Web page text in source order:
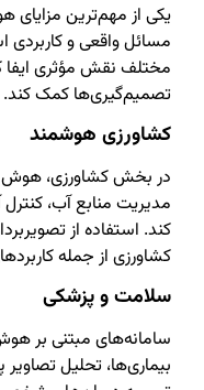
یکی از مهم‌ترین
مسائل واقعی و کاربردی
مختلف نقش مؤثری ایفا
تصمیم‌گیری‌ها کمک کند.
کشاورزی هوشمند
در بخش کشاورزی، هوش
مدیریت منابع آب،
کند. استفاده از
کشاورزی از جمله
سلامت و پزشکی
سامانه‌های مبتنی بر
بیماری‌ها، تحلیل